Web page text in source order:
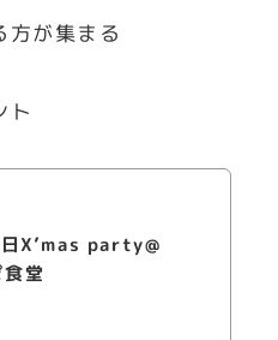
方が集まる
ト
X’mas party@
堂